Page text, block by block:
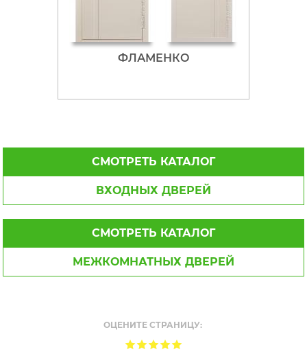
ФЛАМЕНКО
СМОТРЕТЬ КАТАЛОГ
ВХОДНЫХ ДВЕРЕЙ
СМОТРЕТЬ КАТАЛОГ
МЕЖКОМНАТНЫХ ДВЕРЕЙ
ОЦЕНИТЕ СТРАНИЦУ: